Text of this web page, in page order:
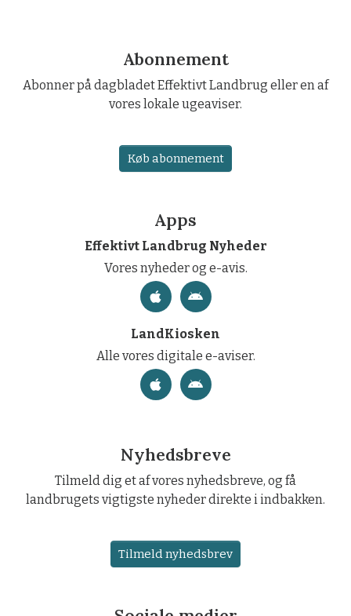
Abonnement
Abonner på dagbladet Effektivt Landbrug eller en af
vores lokale ugeaviser.
Køb abonnement
Apps
Effektivt Landbrug Nyheder
Vores nyheder og e-avis.
LandKiosken
Alle vores digitale e-aviser.
Nyhedsbreve
Tilmeld dig et af vores nyhedsbreve, og få
landbrugets vigtigste nyheder direkte i indbakken.
Tilmeld nyhedsbrev